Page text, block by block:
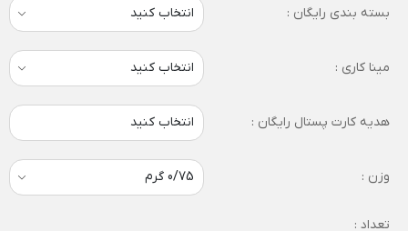
بسته بندی رایگان :
مینا کاری :
هدیه کارت پستال رایگان : انتخاب کنید
وزن :
تعداد :